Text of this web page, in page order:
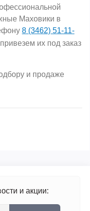
Маховики в
8 (3462) 51-11-
их под заказ
и продаже
и акции: